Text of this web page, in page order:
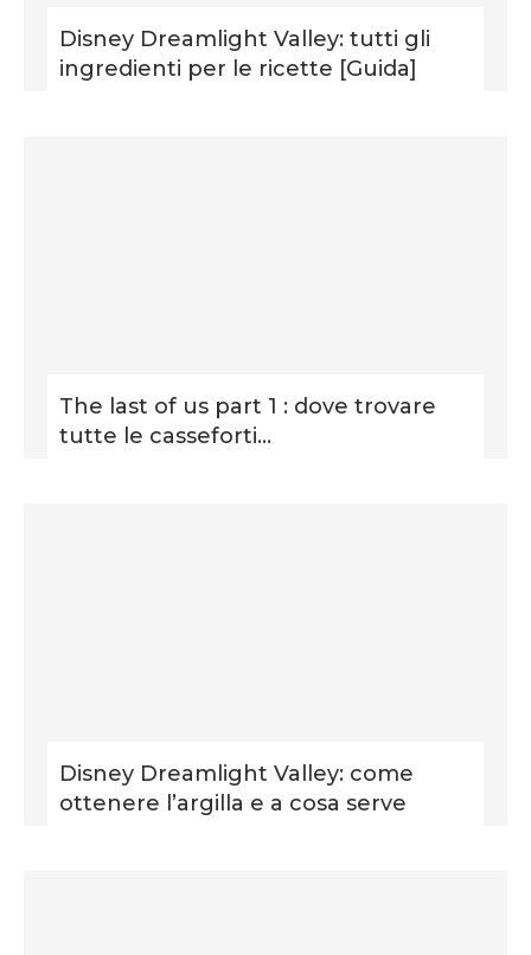
Disney Dreamlight Valley: tutti gli
ingredienti per le ricette [Guida]
The last of us part 1 : dove trovare
tutte le casseforti...
Disney Dreamlight Valley: come
ottenere l’argilla e a cosa serve